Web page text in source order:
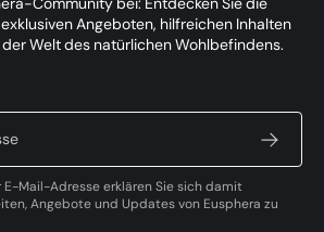
Angeboten, hilfreichen Inhalten
Welt des natürlichen Wohlbefindens.
E-Mail-Adresse erklären Sie sich damit
Angebote und Updates von Eusphera zu